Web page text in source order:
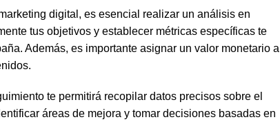
digital, es esencial realizar un análisis en
tus objetivos y establecer métricas específicas te
Además, es importante asignar un valor monetario a
te permitirá recopilar datos precisos sobre el
áreas de mejora y tomar decisiones basadas en